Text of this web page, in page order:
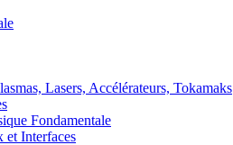
Lasers, Accélérateurs, Tokamaks
Fondamentale
Interfaces